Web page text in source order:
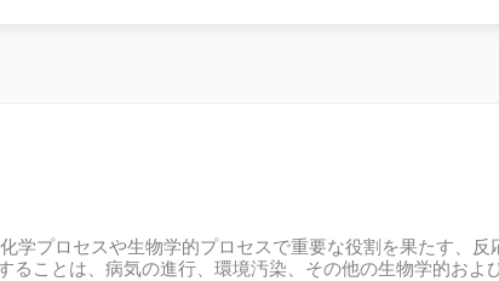
プロセスや生物学的プロセスで重要な役割を果たす、反
ことは、病気の進行、環境汚染、その他の生物学的およ